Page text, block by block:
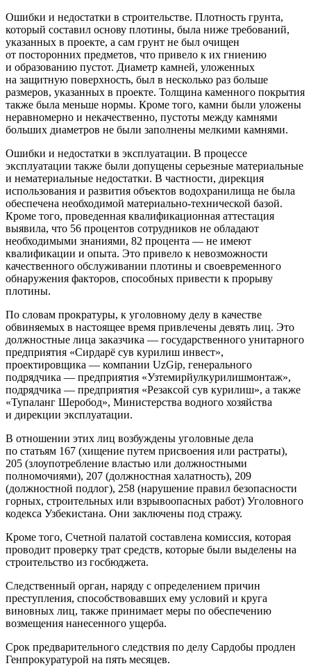
Ошибки и недостатки в строительстве. Плотность грунта,
который составил основу плотины, была ниже требований,
указанных в проекте, а сам грунт не был очищен
от посторонних предметов, что привело к их гниению
и образованию пустот. Диаметр камней, уложенных
на защитную поверхность, был в несколько раз больше
размеров, указанных в проекте. Толщина каменного покрытия
также была меньше нормы. Кроме того, камни были уложены
неравномерно и некачественно, пустоты между камнями
больших диаметров не были заполнены мелкими камнями.
Ошибки и недостатки в эксплуатации. В процессе
эксплуатации также были допущены серьезные материальные
и нематериальные недостатки. В частности, дирекция
использования и развития объектов водохранилища не была
обеспечена необходимой материально-технической базой.
Кроме того, проведенная квалификационная аттестация
выявила, что 56 процентов сотрудников не обладают
необходимыми знаниями, 82 процента — не имеют
квалификации и опыта. Это привело к невозможности
качественного обслуживании плотины и своевременного
обнаружения факторов, способных привести к прорыву
плотины.
По словам прократуры, к уголовному делу в качестве
обвиняемых в настоящее время привлечены девять лиц. Это
должностные лица заказчика — государственного унитарного
предприятия «Сирдарё сув курилиш инвест»,
проектировщика — компании UzGip, генерального
подрядчика — предприятия «Узтемирйулкурилишмонтаж»,
подрядчика — предприятия «Резаксой сув курилиш», а также
«Тупаланг Шеробод», Министерства водного хозяйства
и дирекции эксплуатации.
В отношении этих лиц возбуждены уголовные дела
по статьям 167 (хищение путем присвоения или растраты),
205 (злоупотребление властью или должностными
полномочиями), 207 (должностная халатность), 209
(должностной подлог), 258 (нарушение правил безопасности
горных, строительных или взрывоопасных работ) Уголовного
кодекса Узбекистана. Они заключены под стражу.
Кроме того, Счетной палатой составлена комиссия, которая
проводит проверку трат средств, которые были выделены на
строительство из госбюджета.
Следственный орган, наряду с определением причин
преступления, способствовавших ему условий и круга
виновных лиц, также принимает меры по обеспечению
возмещения нанесенного ущерба.
Срок предварительного следствия по делу Сардобы продлен
Генпрокуратурой на пять месяцев.